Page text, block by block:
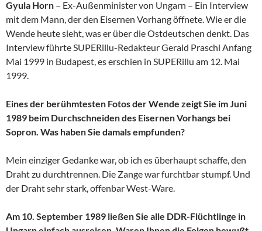
Gyula Horn – Ex-Außenminister von Ungarn – Ein Interview
mit dem Mann, der den Eisernen Vorhang öffnete. Wie er die
Wende heute sieht, was er über die Ostdeutschen denkt. Das
Interview führte SUPERillu-Redakteur Gerald Praschl Anfang
Mai 1999 in Budapest, es erschien in SUPERillu am 12. Mai
1999.
Eines der berühmtesten Fotos der Wende zeigt Sie im Juni
1989 beim Durchschneiden des Eisernen Vorhangs bei
Sopron. Was haben Sie damals empfunden?
Mein einziger Gedanke war, ob ich es überhaupt schaffe, den
Draht zu durchtrennen. Die Zange war furchtbar stumpf. Und
der Draht sehr stark, offenbar West-Ware.
Am 10. September 1989 ließen Sie alle DDR-Flüchtlinge in